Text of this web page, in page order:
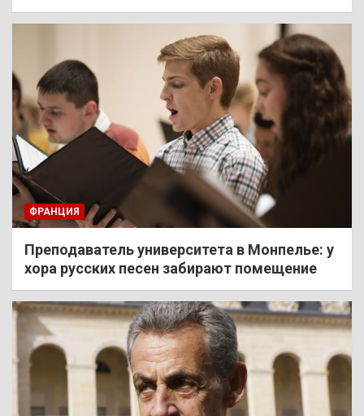
ФРАНЦИЯ
Преподаватель университета в Монпелье: у
хора русских песен забирают помещение